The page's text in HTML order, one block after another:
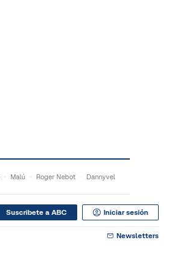
Malú Roger Nebot Dannyvel
Suscribete a ABC Iniciar sesión
Newsletters